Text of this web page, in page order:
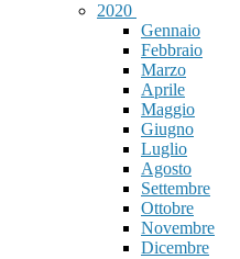
2020
Gennaio
Febbraio
Marzo
Aprile
Maggio
Giugno
Luglio
Agosto
Settembre
Ottobre
Novembre
Dicembre